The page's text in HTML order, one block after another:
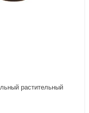
растительный